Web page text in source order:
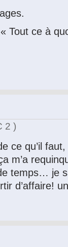
Tout ce à
2 )
ce qu’il
m’a
temps… je
d’affaire!